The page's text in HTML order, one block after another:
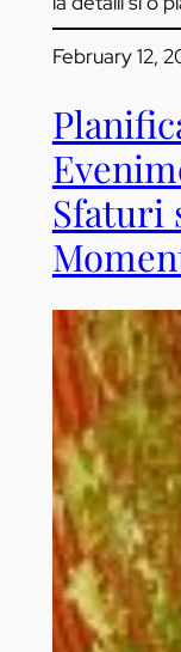
February 12,
Sfaturi